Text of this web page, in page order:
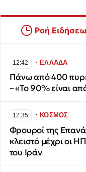
Ροή
12:42 ∙ΕΛΛΑΔΑ
Πάνω από 400
– «Το 90% είναι
12:35 ∙ΚΟΣΜΟΣ
Φρουροί της
κλειστό μέχρι οι
του Ιράν